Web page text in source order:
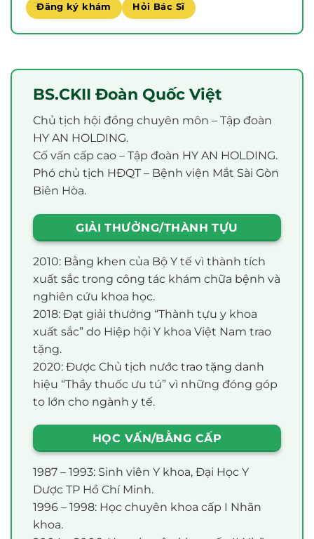
Đăng ký khám Hỏi Bác Sĩ
BS.CKII Đoàn Quốc Việt
Chủ tịch hội đồng chuyên môn – Tập đoàn
HY AN HOLDING.
Cố vấn cấp cao – Tập đoàn HY AN HOLDING.
Phó chủ tịch HĐQT – Bệnh viện Mắt Sài Gòn
Biên Hòa.
GIẢI THƯỞNG/THÀNH TỰU
2010: Bằng khen của Bộ Y tế vì thành tích
xuất sắc trong công tác khám chữa bệnh và
nghiên cứu khoa học.
2018: Đạt giải thưởng “Thành tựu y khoa
xuất sắc” do Hiệp hội Y khoa Việt Nam trao
tặng.
2020: Được Chủ tịch nước trao tặng danh
hiệu “Thầy thuốc ưu tú” vì những đóng góp
to lớn cho ngành y tế.
HỌC VẤN/BẰNG CẤP
1987 – 1993: Sinh viên Y khoa, Đại Học Y
Dược TP Hồ Chí Minh.
1996 – 1998: Học chuyên khoa cấp I Nhãn
khoa.